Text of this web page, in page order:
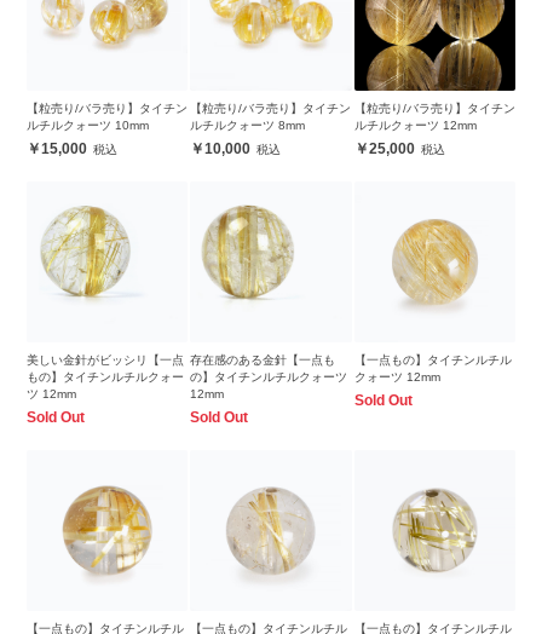
【粒売り/バラ売り】タイチン
ルチルクォーツ 10mm
15,000
【粒売り/バラ売り】タイチン
ルチルクォーツ 8mm
10,000
【粒売り/バラ売り】タイチン
ルチルクォーツ 12mm
25,000
美しい金針がビッシリ【一点
もの】タイチンルチルクォー
ツ 12mm
Sold Out
存在感のある金針【一点も
の】タイチンルチルクォーツ
12mm
Sold Out
【一点もの】タイチンルチル
クォーツ 12mm
Sold Out
【一点もの】タイチンルチル 【一点もの】タイチンルチル 【一点もの】タイチンルチル